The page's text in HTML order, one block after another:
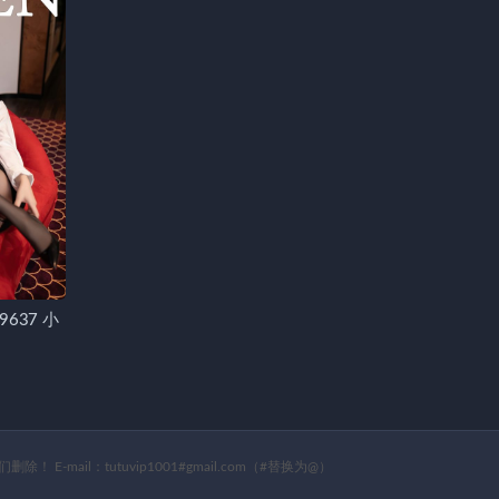
小
除！ E-mail：tutuvip1001#gmail.com（#替换为@）